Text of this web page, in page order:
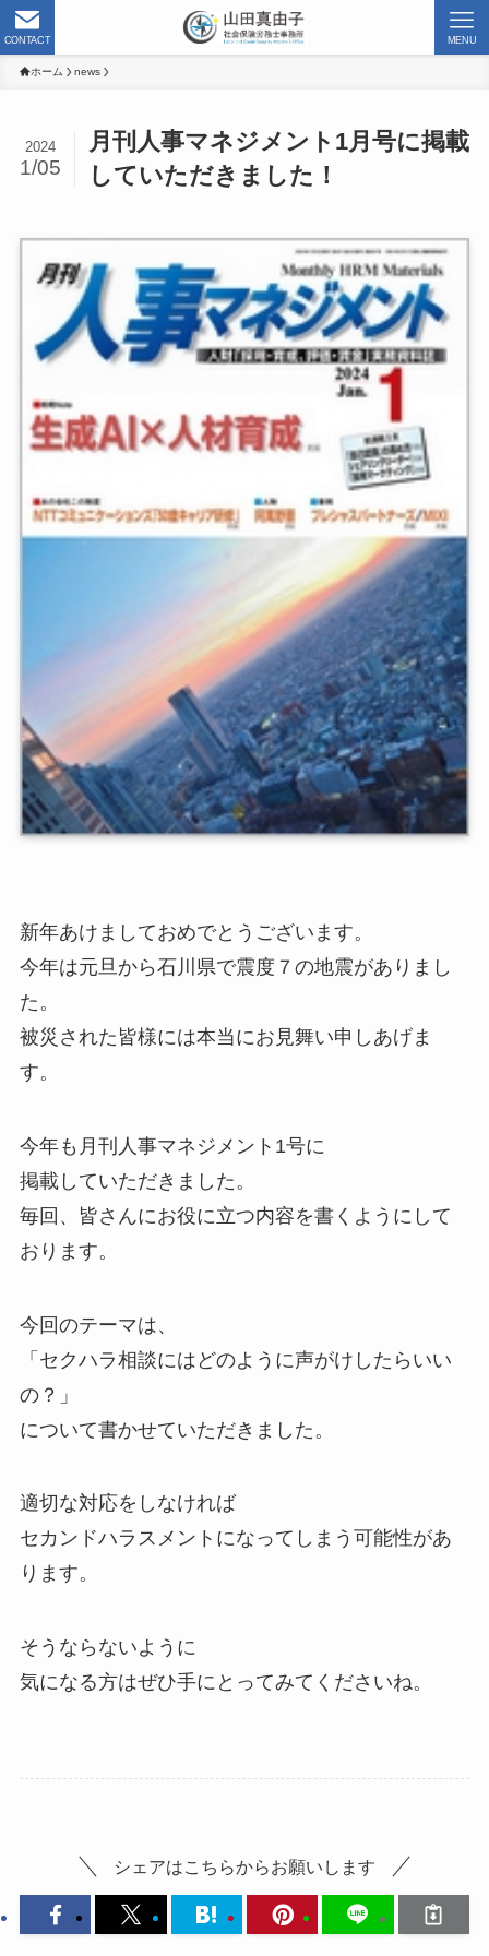
CONTACT MENU
ホーム news
月刊人事マネジメント1月号に掲載
していただきました！
2024
1/05
新年あけましておめでとうございます。
今年は元旦から石川県で震度７の地震がありまし
た。
被災された皆様には本当にお見舞い申しあげま
す。
今年も月刊人事マネジメント1号に
掲載していただきました。
毎回、皆さんにお役に立つ内容を書くようにして
おります。
今回のテーマは、
「セクハラ相談にはどのように声がけしたらいい
の？」
について書かせていただきました。
適切な対応をしなければ
セカンドハラスメントになってしまう可能性があ
ります。
そうならないように
気になる方はぜひ手にとってみてくださいね。
シェアはこちらからお願いします